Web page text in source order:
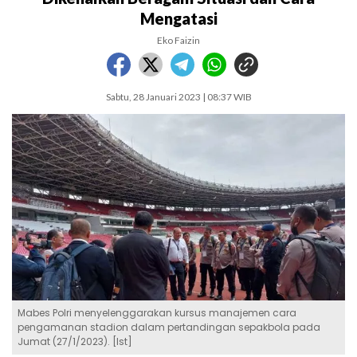
Mengatasi
Eko Faizin
Sabtu, 28 Januari 2023 | 08:37 WIB
Mabes Polri menyelenggarakan kursus manajemen cara
pengamanan stadion dalam pertandingan sepakbola pada
Jumat (27/1/2023). [Ist]